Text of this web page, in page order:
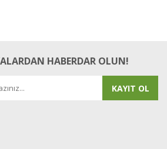
HABERDAR OLUN!
KAYIT OL